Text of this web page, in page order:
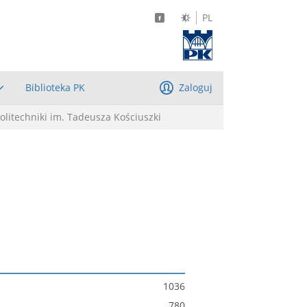
PL
Biblioteka PK Zaloguj
im. Tadeusza Kościuszki
1036